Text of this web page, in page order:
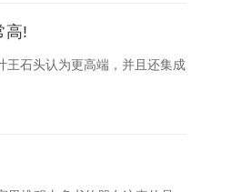
高!
王石头认为更高端，并且还集成